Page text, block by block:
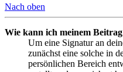
Nach oben
Wie kann ich meinem
Um eine Signatur an
zunächst eine solche in
persönlichen Bereich